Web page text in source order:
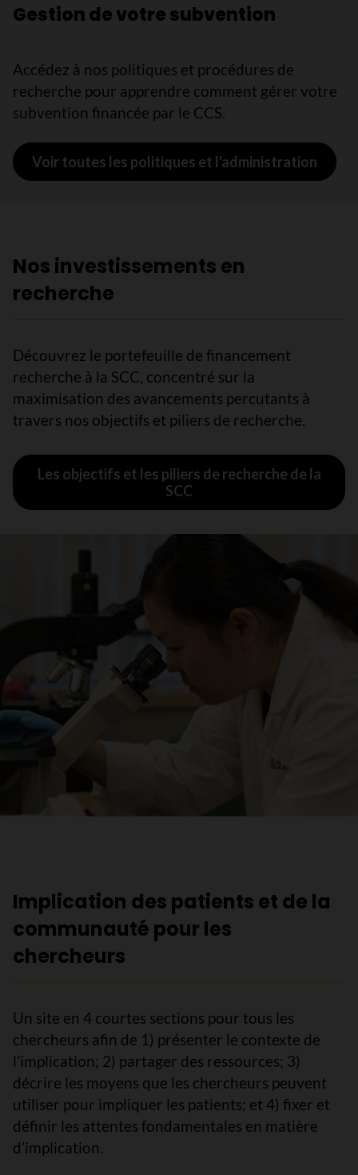
Gestion de votre subvention
Accédez à nos politiques et procédures de
recherche pour apprendre comment gérer votre
subvention financée par le CCS.
Voir toutes les politiques et l'administration
Nos investissements en
recherche
Découvrez le portefeuille de financement
recherche à la SCC, concentré sur la
maximisation des avancements percutants à
travers nos objectifs et piliers de recherche.
Les objectifs et les piliers de recherche de la
SCC
Implication des patients et de la
communauté pour les
chercheurs
Un site en 4 courtes sections pour tous les
chercheurs afin de 1) présenter le contexte de
l’implication; 2) partager des ressources; 3)
décrire les moyens que les chercheurs peuvent
utiliser pour impliquer les patients; et 4) fixer et
définir les attentes fondamentales en matière
d’implication.